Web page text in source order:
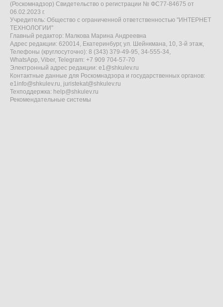
(Роскомнадзор) Свидетельство о регистрации № ФС77-84675 от
06.02.2023 г.
Учредитель: Общество с ограниченной ответственностью "ИНТЕРНЕТ
ТЕХНОЛОГИИ"
Главный редактор: Малкова Марина Андреевна
Адрес редакции: 620014, Екатеринбург, ул. Шейнкмана, 10, 3-й этаж,
Телефоны (круглосуточно): 8 (343) 379-49-95, 34-555-34,
WhatsApp, Viber, Telegram: +7 909 704-57-70
Электронный адрес редакции: e1@shkulev.ru
Контактные данные для Роскомнадзора и государственных органов:
e1info@shkulev.ru, juristekat@shkulev.ru
Техподдержка: help@shkulev.ru
Рекомендательные системы